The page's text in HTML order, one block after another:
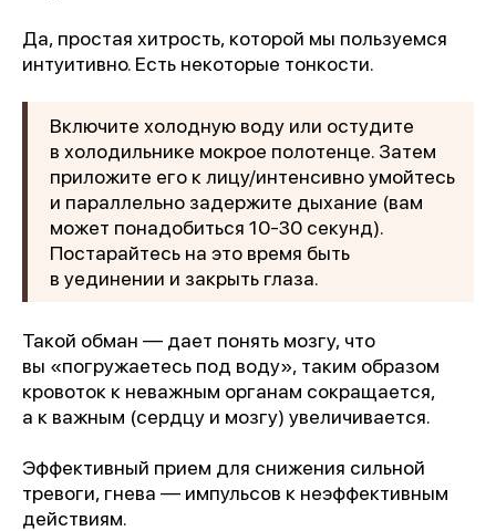
Да, простая хитрость, которой мы пользуемся
интуитивно. Есть некоторые тонкости.
Включите холодную воду или остудите
в холодильнике мокрое полотенце. Затем
приложите его к лицу/интенсивно умойтесь
и параллельно задержите дыхание (вам
может понадобиться 10-30 секунд).
Постарайтесь на это время быть
в уединении и закрыть глаза.
Такой обман — дает понять мозгу, что
вы «погружаетесь под воду», таким образом
кровоток к неважным органам сокращается,
а к важным (сердцу и мозгу) увеличивается.
Эффективный прием для снижения сильной
тревоги, гнева — импульсов к неэффективным
действиям.